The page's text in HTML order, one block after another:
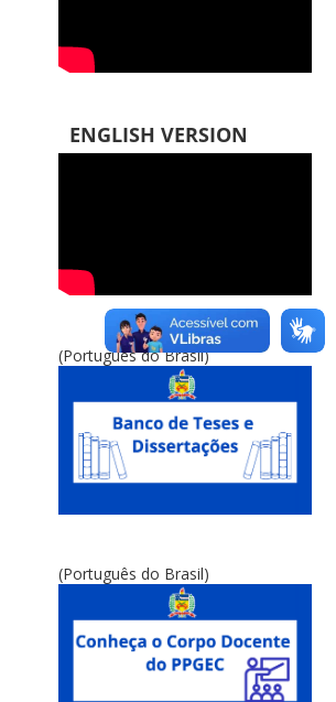
ENGLISH VERSION
(Português do Brasil)
(Português do Brasil)